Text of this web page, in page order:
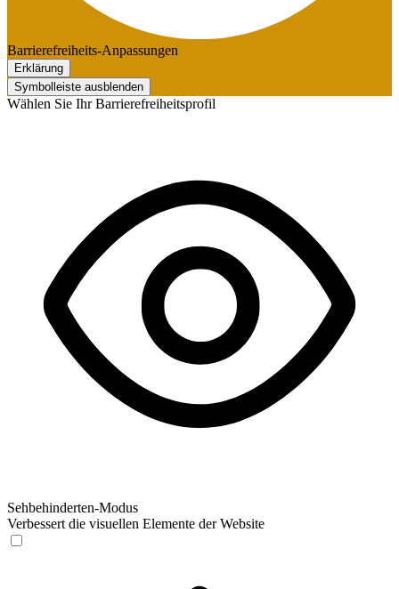
Barrierefreiheits-Anpassungen
Erklärung
Symbolleiste ausblenden
Wählen Sie Ihr Barrierefreiheitsprofil
Sehbehinderten-Modus
Verbessert die visuellen Elemente der Website